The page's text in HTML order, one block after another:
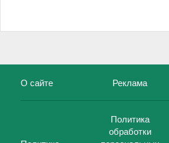
О сайте Реклама
Политика
обработки